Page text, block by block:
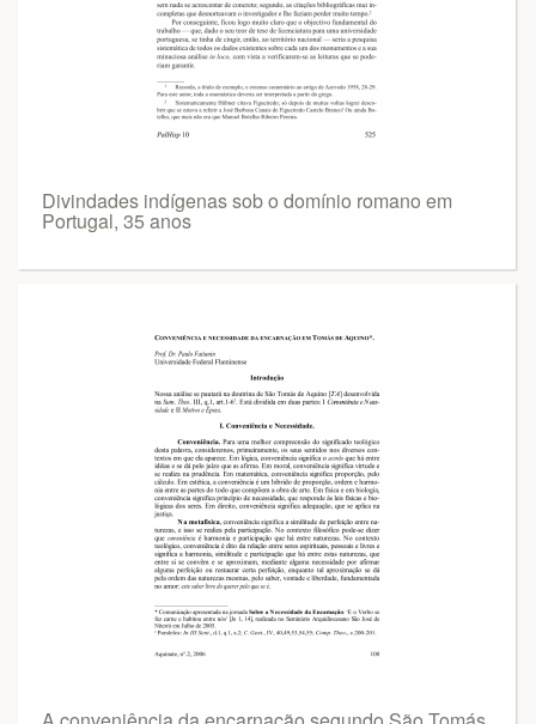
Divindades indígenas sob o domínio romano em
Portugal, 35 anos